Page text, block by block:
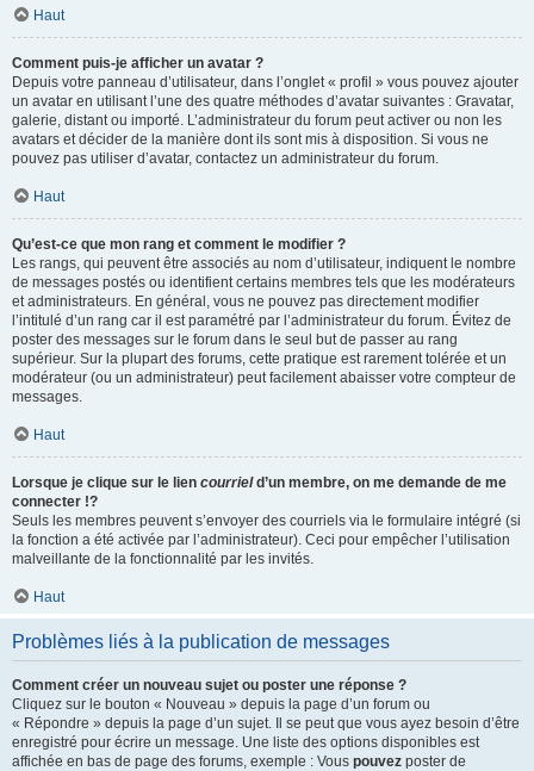
Haut
Comment puis-je afficher un avatar ?
Depuis votre panneau d’utilisateur, dans l’onglet « profil » vous pouvez ajouter
un avatar en utilisant l’une des quatre méthodes d’avatar suivantes : Gravatar,
galerie, distant ou importé. L’administrateur du forum peut activer ou non les
avatars et décider de la manière dont ils sont mis à disposition. Si vous ne
pouvez pas utiliser d’avatar, contactez un administrateur du forum.
Haut
Qu’est-ce que mon rang et comment le modifier ?
Les rangs, qui peuvent être associés au nom d’utilisateur, indiquent le nombre
de messages postés ou identifient certains membres tels que les modérateurs
et administrateurs. En général, vous ne pouvez pas directement modifier
l’intitulé d’un rang car il est paramétré par l’administrateur du forum. Évitez de
poster des messages sur le forum dans le seul but de passer au rang
supérieur. Sur la plupart des forums, cette pratique est rarement tolérée et un
modérateur (ou un administrateur) peut facilement abaisser votre compteur de
messages.
Haut
Lorsque je clique sur le lien courrield’un membre, on me demande de me
connecter !?
Seuls les membres peuvent s’envoyer des courriels via le formulaire intégré (si
la fonction a été activée par l’administrateur). Ceci pour empêcher l’utilisation
malveillante de la fonctionnalité par les invités.
Haut
Problèmes liés à la publication de messages
Comment créer un nouveau sujet ou poster une réponse ?
Cliquez sur le bouton « Nouveau » depuis la page d’un forum ou
« Répondre » depuis la page d’un sujet. Il se peut que vous ayez besoin d’être
enregistré pour écrire un message. Une liste des options disponibles est
affichée en bas de page des forums, exemple : Vous pouvez poster de